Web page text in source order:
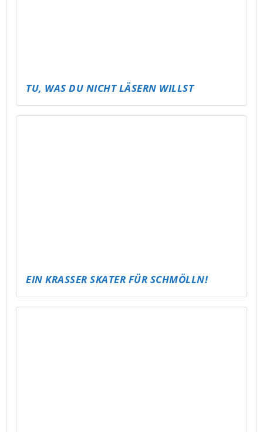
NEUE BÄNKE FÜR SCHMÖLLN!
PARTY TO GO – JUGENDWEIHE & 18.
GEBURTSTAGE FEIERN WIE NIE ZUVOR!